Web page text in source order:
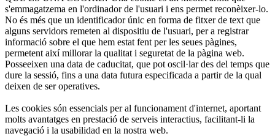
s'emmagatzema en l'ordinador de l'usuari i ens permet reconèixer-lo.
No és més que un identificador únic en forma de fitxer de text que
alguns servidors remeten al dispositiu de l'usuari, per a registrar
informació sobre el que hem estat fent per les seues pàgines,
permetent així millorar la qualitat i seguretat de la pàgina web.
Posseeixen una data de caducitat, que pot oscil·lar des del temps que
dure la sessió, fins a una data futura especificada a partir de la qual
deixen de ser operatives.
Les cookies són essencials per al funcionament d'internet, aportant
molts avantatges en prestació de serveis interactius, facilitant-li la
navegació i la usabilidad en la nostra web.